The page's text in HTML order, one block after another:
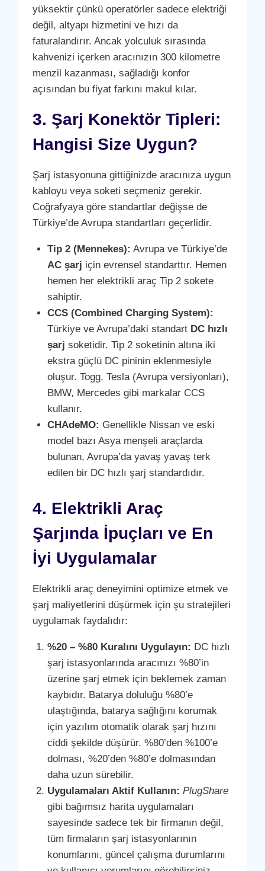
yüksektir çünkü operatörler sadece elektriği
değil, altyapı hizmetini ve hızı da
faturalandırır. Ancak yolculuk sırasında
kahvenizi içerken aracınızın 300 kilometre
menzil kazanması, sağladığı konfor
açısından bu fiyat farkını makul kılar.
3. Şarj Konektör Tipleri:
Hangisi Size Uygun?
Şarj istasyonuna gittiğinizde aracınıza uygun
kabloyu veya soketi seçmeniz gerekir.
Coğrafyaya göre standartlar değişse de
Türkiye’de Avrupa standartları geçerlidir.
Tip 2 (Mennekes): Avrupa ve Türkiye’de
AC şarj için evrensel standarttır. Hemen
hemen her elektrikli araç Tip 2 sokete
sahiptir.
CCS (Combined Charging System):
Türkiye ve Avrupa’daki standart DC hızlı
şarj soketidir. Tip 2 soketinin altına iki
ekstra güçlü DC pininin eklenmesiyle
oluşur. Togg, Tesla (Avrupa versiyonları),
BMW, Mercedes gibi markalar CCS
kullanır.
CHAdeMO: Genellikle Nissan ve eski
model bazı Asya menşeli araçlarda
bulunan, Avrupa’da yavaş yavaş terk
edilen bir DC hızlı şarj standardıdır.
4. Elektrikli Araç
Şarjında İpuçları ve En
İyi Uygulamalar
Elektrikli araç deneyimini optimize etmek ve
şarj maliyetlerini düşürmek için şu stratejileri
uygulamak faydalıdır:
%20 – %80 Kuralını Uygulayın: DC hızlı
şarj istasyonlarında aracınızı %80’in
üzerine şarj etmek için beklemek zaman
kaybıdır. Batarya doluluğu %80’e
ulaştığında, batarya sağlığını korumak
için yazılım otomatik olarak şarj hızını
ciddi şekilde düşürür. %80’den %100’e
dolması, %20’den %80’e dolmasından
daha uzun sürebilir.
Uygulamaları Aktif Kullanın: PlugShare
gibi bağımsız harita uygulamaları
sayesinde sadece tek bir firmanın değil,
tüm firmaların şarj istasyonlarının
konumlarını, güncel çalışma durumlarını